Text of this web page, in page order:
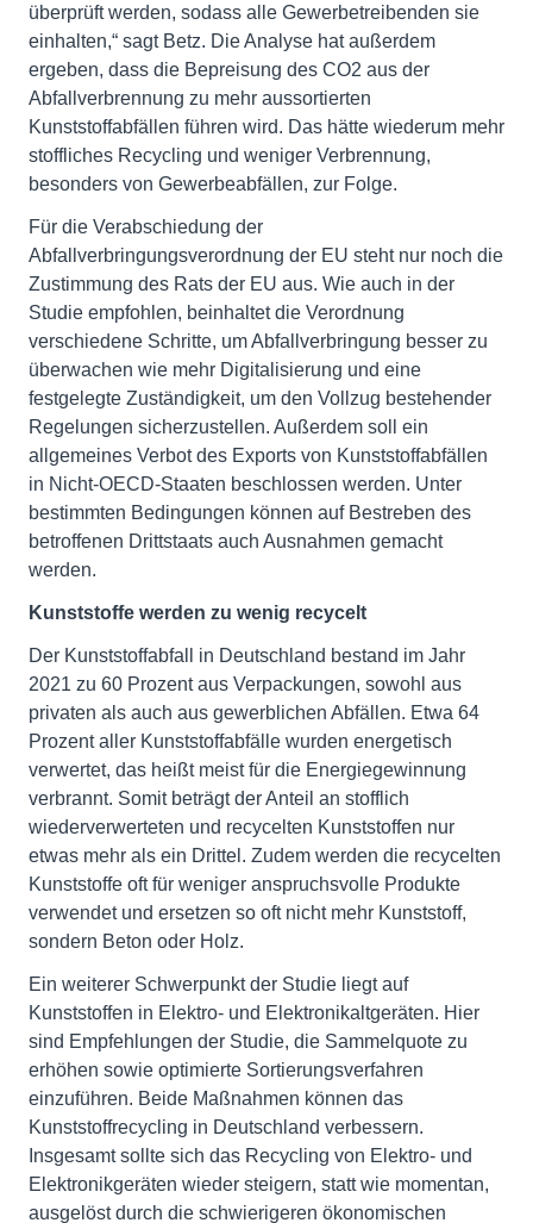
überprüft werden, sodass alle Gewerbetreibenden sie
einhalten,“ sagt Betz. Die Analyse hat außerdem
ergeben, dass die Bepreisung des CO2 aus der
Abfallverbrennung zu mehr aussortierten
Kunststoffabfällen führen wird. Das hätte wiederum mehr
stoffliches Recycling und weniger Verbrennung,
besonders von Gewerbeabfällen, zur Folge.
Für die Verabschiedung der
Abfallverbringungsverordnung der EU steht nur noch die
Zustimmung des Rats der EU aus. Wie auch in der
Studie empfohlen, beinhaltet die Verordnung
verschiedene Schritte, um Abfallverbringung besser zu
überwachen wie mehr Digitalisierung und eine
festgelegte Zuständigkeit, um den Vollzug bestehender
Regelungen sicherzustellen. Außerdem soll ein
allgemeines Verbot des Exports von Kunststoffabfällen
in Nicht-OECD-Staaten beschlossen werden. Unter
bestimmten Bedingungen können auf Bestreben des
betroffenen Drittstaats auch Ausnahmen gemacht
werden.
Kunststoffe werden zu wenig recycelt
Der Kunststoffabfall in Deutschland bestand im Jahr
2021 zu 60 Prozent aus Verpackungen, sowohl aus
privaten als auch aus gewerblichen Abfällen. Etwa 64
Prozent aller Kunststoffabfälle wurden energetisch
verwertet, das heißt meist für die Energiegewinnung
verbrannt. Somit beträgt der Anteil an stofflich
wiederverwerteten und recycelten Kunststoffen nur
etwas mehr als ein Drittel. Zudem werden die recycelten
Kunststoffe oft für weniger anspruchsvolle Produkte
verwendet und ersetzen so oft nicht mehr Kunststoff,
sondern Beton oder Holz.
Ein weiterer Schwerpunkt der Studie liegt auf
Kunststoffen in Elektro- und Elektronikaltgeräten. Hier
sind Empfehlungen der Studie, die Sammelquote zu
erhöhen sowie optimierte Sortierungsverfahren
einzuführen. Beide Maßnahmen können das
Kunststoffrecycling in Deutschland verbessern.
Insgesamt sollte sich das Recycling von Elektro- und
Elektronikgeräten wieder steigern, statt wie momentan,
ausgelöst durch die schwierigeren ökonomischen